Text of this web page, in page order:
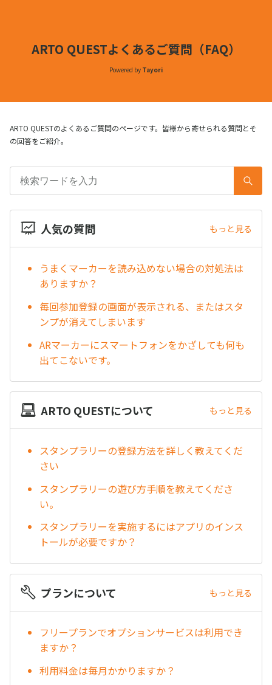
ARTO QUESTよくあるご質問（FAQ）
Powered by Tayori
ARTO QUESTのよくあるご質問のページです。皆様から寄せられる質問とそ
の回答をご紹介。
人気の質問 もっと見る
うまくマーカーを読み込めない場合の対処法は
ありますか？
毎回参加登録の画面が表示される、またはスタ
ンプが消えてしまいます
ARマーカーにスマートフォンをかざしても何も
出てこないです。
ARTO QUESTについて もっと見る
スタンプラリーの登録方法を詳しく教えてくだ
さい
スタンプラリーの遊び方手順を教えてくださ
い。
スタンプラリーを実施するにはアプリのインス
トールが必要ですか？
プランについて もっと見る
フリープランでオプションサービスは利用でき
ますか？
利用料金は毎月かかりますか？